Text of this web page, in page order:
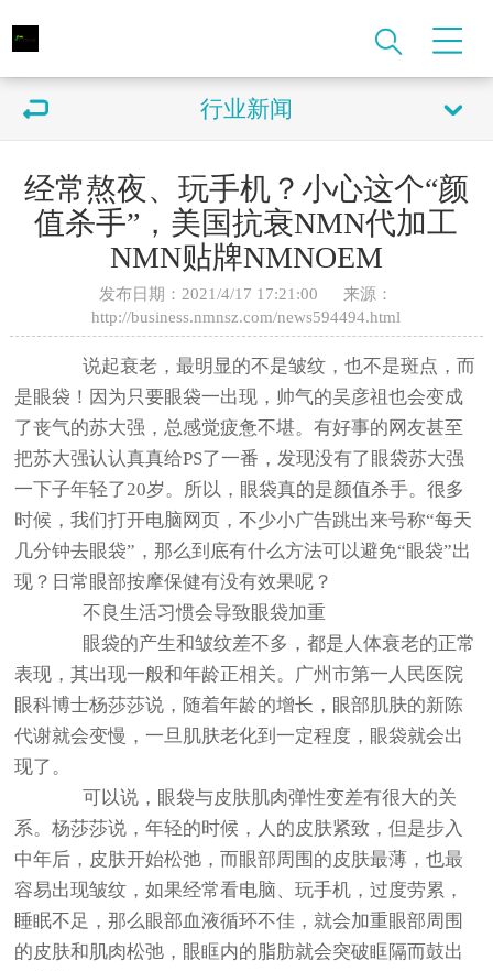
行业新闻
经常熬夜、玩手机？小心这个“颜
值杀手”，美国抗衰NMN代加工
NMN贴牌NMNOEM
发布日期：2021/4/17 17:21:00 来源：
http://business.nmnsz.com/news594494.html
说起衰老，最明显的不是皱纹，也不是斑点，而
是眼袋！因为只要眼袋一出现，帅气的吴彦祖也会变成
了丧气的苏大强，总感觉疲惫不堪。有好事的网友甚至
把苏大强认认真真给PS了一番，发现没有了眼袋苏大强
一下子年轻了20岁。所以，眼袋真的是颜值杀手。很多
时候，我们打开电脑网页，不少小广告跳出来号称“每天
几分钟去眼袋”，那么到底有什么方法可以避免“眼袋”出
现？日常眼部按摩保健有没有效果呢？
不良生活习惯会导致眼袋加重
眼袋的产生和皱纹差不多，都是人体衰老的正常
表现，其出现一般和年龄正相关。广州市第一人民医院
眼科博士杨莎莎说，随着年龄的增长，眼部肌肤的新陈
代谢就会变慢，一旦肌肤老化到一定程度，眼袋就会出
现了。
可以说，眼袋与皮肤肌肉弹性变差有很大的关
系。杨莎莎说，年轻的时候，人的皮肤紧致，但是步入
中年后，皮肤开始松弛，而眼部周围的皮肤最薄，也最
容易出现皱纹，如果经常看电脑、玩手机，过度劳累，
睡眠不足，那么眼部血液循环不佳，就会加重眼部周围
的皮肤和肌肉松弛，眼眶内的脂肪就会突破眶隔而鼓出